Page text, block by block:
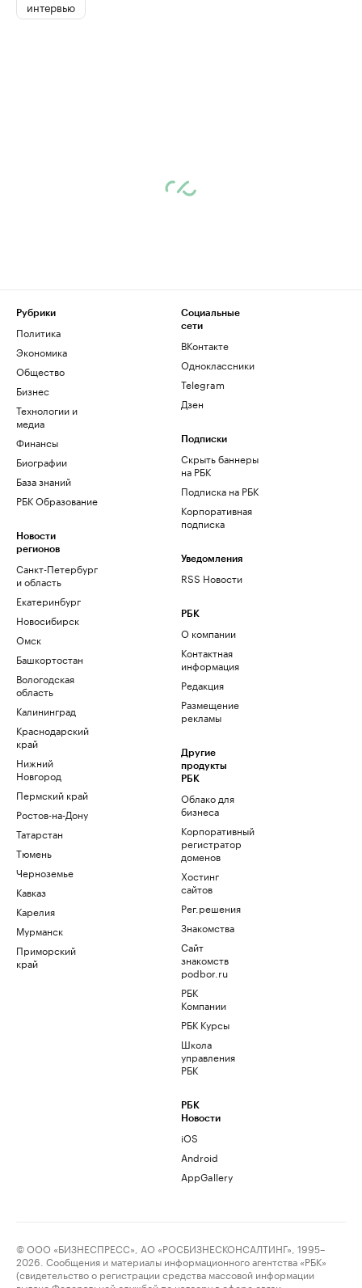
интервью
Рубрики
Политика
Экономика
Общество
Бизнес
Технологии и
медиа
Финансы
Биографии
База знаний
РБК Образование
Новости
регионов
Санкт-Петербург
и область
Екатеринбург
Новосибирск
Омск
Башкортостан
Вологодская
область
Калининград
Краснодарский
край
Нижний
Новгород
Пермский край
Ростов-на-Дону
Татарстан
Тюмень
Черноземье
Кавказ
Карелия
Мурманск
Приморский
край
Социальные
сети
ВКонтакте
Одноклассники
Telegram
Дзен
Подписки
Скрыть баннеры
на РБК
Подписка на РБК
Корпоративная
подписка
Уведомления
RSS Новости
РБК
О компании
Контактная
информация
Редакция
Размещение
рекламы
Другие
продукты
РБК
Облако для
бизнеса
Корпоративный
регистратор
доменов
Хостинг
сайтов
Рег.решения
Знакомства
Сайт
знакомств
podbor.ru
РБК
Компании
РБК Курсы
Школа
управления
РБК
РБК
Новости
iOS
Android
AppGallery
© ООО «БИЗНЕСПРЕСС», АО «РОСБИЗНЕСКОНСАЛТИНГ», 1995–
2026. Сообщения и материалы информационного агентства «РБК»
(свидетельство о регистрации средства массовой информации